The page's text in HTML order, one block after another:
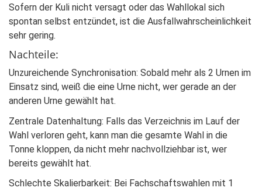
Sofern der Kuli nicht versagt oder das Wahllokal sich
spontan selbst entzündet, ist die Ausfallwahrscheinlichkeit
sehr gering.
Nachteile:
Unzureichende Synchronisation: Sobald mehr als 2 Urnen im
Einsatz sind, weiß die eine Urne nicht, wer gerade an der
anderen Urne gewählt hat.
Zentrale Datenhaltung: Falls das Verzeichnis im Lauf der
Wahl verloren geht, kann man die gesamte Wahl in die
Tonne kloppen, da nicht mehr nachvollziehbar ist, wer
bereits gewählt hat.
Schlechte Skalierbarkeit: Bei Fachschaftswahlen mit 1